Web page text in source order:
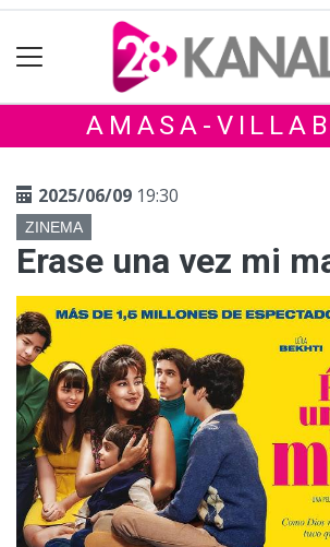
AMASA-
2025/06/09 19:30
ZINEMA
Erase una vez mi